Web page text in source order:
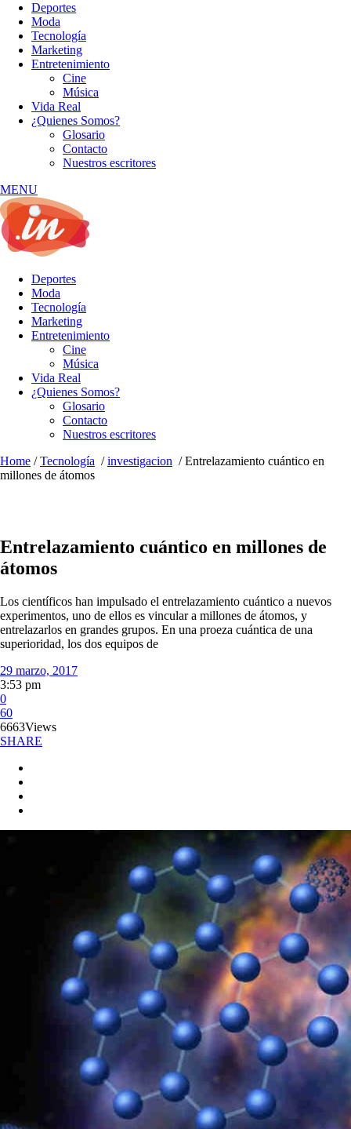
Deportes
Moda
Tecnología
Marketing
Entretenimiento
Cine
Música
Vida Real
¿Quienes Somos?
Glosario
Contacto
Nuestros escritores
MENU
Deportes
Moda
Tecnología
Marketing
Entretenimiento
Cine
Música
Vida Real
¿Quienes Somos?
Glosario
Contacto
Nuestros escritores
Home /Tecnología /investigacion /Entrelazamiento cuántico en
millones de átomos
Entrelazamiento cuántico en millones de
átomos
Los científicos han impulsado el entrelazamiento cuántico a nuevos
experimentos, uno de ellos es vincular a millones de átomos, y
entrelazarlos en grandes grupos. En una proeza cuántica de una
superioridad, los dos equipos de
29 marzo, 2017
3:53 pm
0
60
6663Views
SHARE